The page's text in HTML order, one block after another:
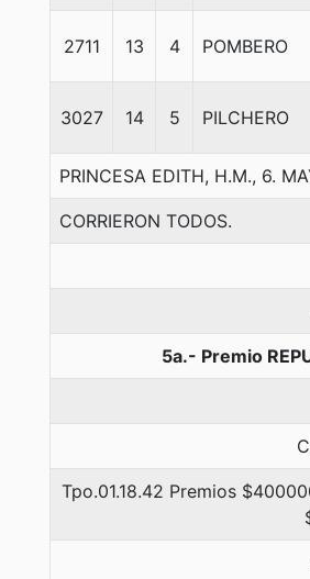
2711 13 4 POMBERO
3027 14 5 PILCHERO
PRINCESA EDITH, H.M., 6.
CORRIERON TODOS.
5a.- Premio
Tpo.01.18.42 Premios